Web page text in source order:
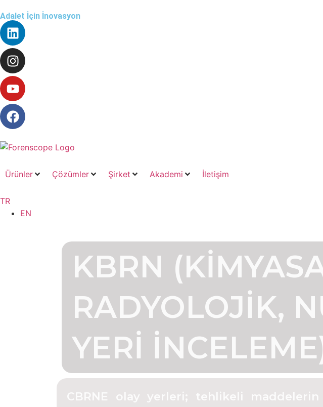
Adalet İçin İnovasyon
Ürünler Çözümler Şirket Akademi İletişim
TR
EN
KBRN
RADYOLOJIK,
YERI